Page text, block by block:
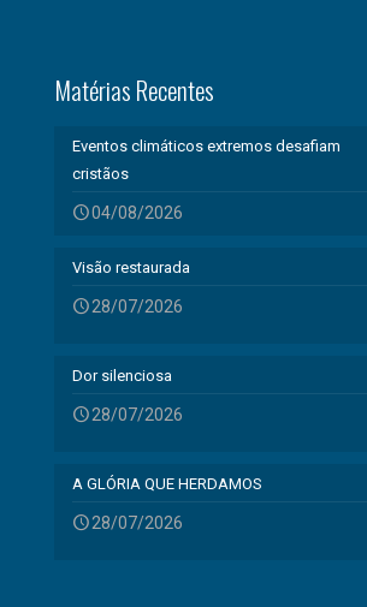
Matérias Recentes
Eventos climáticos extremos desafiam
cristãos
04/08/2026
Visão restaurada
28/07/2026
Dor silenciosa
28/07/2026
A GLÓRIA QUE HERDAMOS
28/07/2026